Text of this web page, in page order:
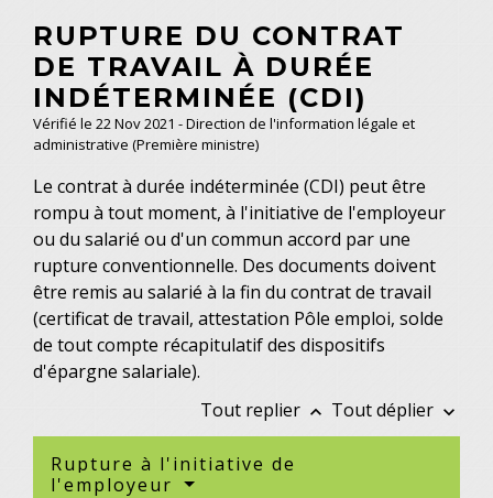
RUPTURE DU CONTRAT
DE TRAVAIL À DURÉE
INDÉTERMINÉE (CDI)
Vérifié le 22 Nov 2021 - Direction de l'information légale et
administrative (Première ministre)
Le contrat à durée indéterminée (CDI) peut être
rompu à tout moment, à l'initiative de l'employeur
ou du salarié ou d'un commun accord par une
rupture conventionnelle. Des documents doivent
être remis au salarié à la fin du contrat de travail
(certificat de travail, attestation Pôle emploi, solde
de tout compte récapitulatif des dispositifs
d'épargne salariale).
Tout replier keyboard_arrow_up Tout déplier keyboard_arrow_down
Rupture à l'initiative de
l'employeur